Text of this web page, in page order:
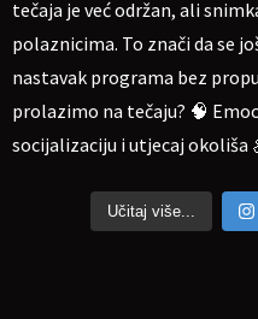
Učitaj više...